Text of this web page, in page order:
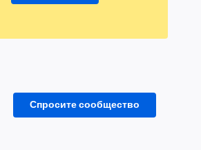
Спросите сообщество